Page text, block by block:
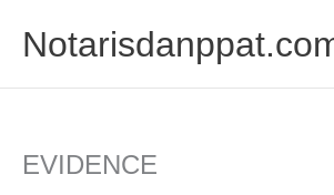
content
EVIDENCE